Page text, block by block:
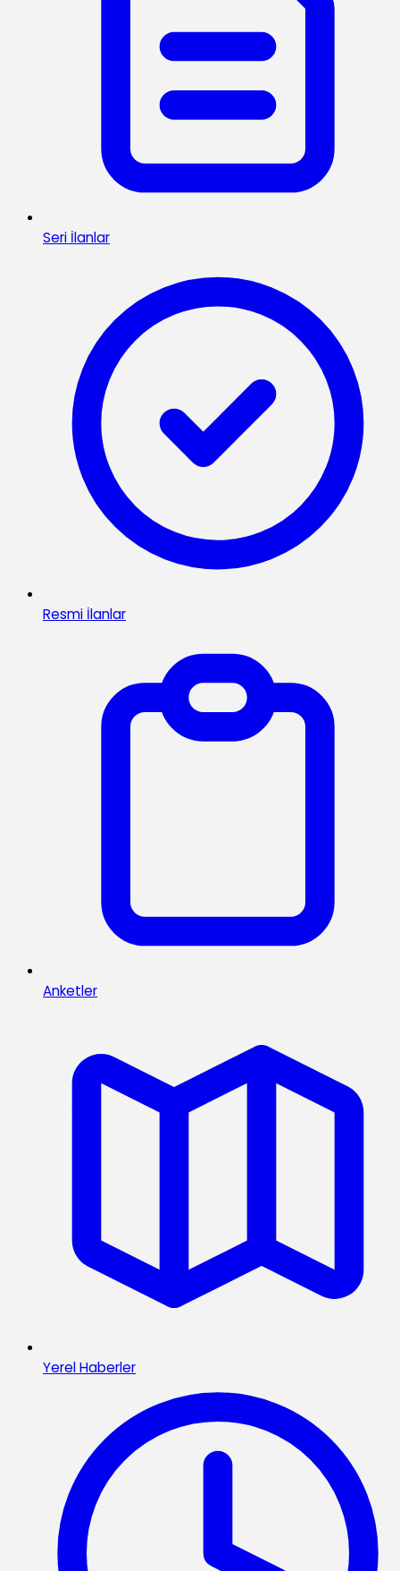
Seri İlanlar
Resmi İlanlar
Anketler
Yerel Haberler